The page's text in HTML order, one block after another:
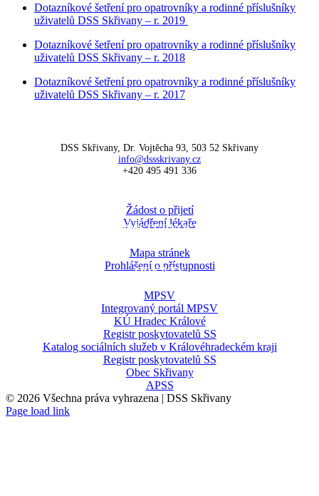
Dotazníkové šetření pro opatrovníky a rodinné příslušníky
uživatelů DSS Skřivany – r. 2019
Dotazníkové šetření pro opatrovníky a rodinné příslušníky
uživatelů DSS Skřivany – r. 2018
Dotazníkové šetření pro opatrovníky a rodinné příslušníky
uživatelů DSS Skřivany – r. 2017
DSS Skřivany, Dr. Vojtěcha 93, 503 52 Skřivany
info@dssskrivany.cz
+420 495 491 336
Žádost o přijetí
Vyjádření lékaře
PŘÍSTUPNOST
Mapa stránek
Prohlášení o přístupnosti
ODKAZY
MPSV
Integrovaný portál MPSV
KÚ Hradec Králové
Registr poskytovatelů SS
Katalog sociálních služeb v Královéhradeckém kraji
Registr poskytovatelů SS
Obec Skřivany
APSS
© 2026 Všechna práva vyhrazena | DSS Skřivany
Page load link